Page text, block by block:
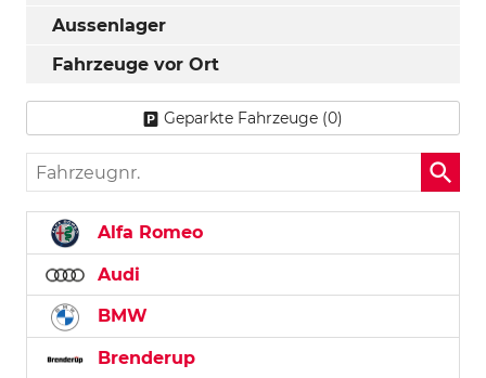
Aussenlager
Fahrzeuge vor Ort
Geparkte Fahrzeuge (0)
Fahrzeugnr.
Alfa Romeo
Audi
BMW
Brenderup